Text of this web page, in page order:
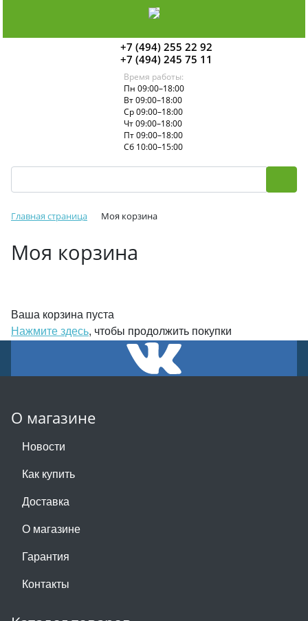
+7 (494) 255 22 92
+7 (494) 245 75 11
Время работы:
Пн 09:00–18:00
Вт 09:00–18:00
Ср 09:00–18:00
Чт 09:00–18:00
Пт 09:00–18:00
Сб 10:00–15:00
Главная страница Моя корзина
Моя корзина
Ваша корзина пуста
Нажмите здесь, чтобы продолжить покупки
О магазине
Новости
Как купить
Доставка
О магазине
Гарантия
Контакты